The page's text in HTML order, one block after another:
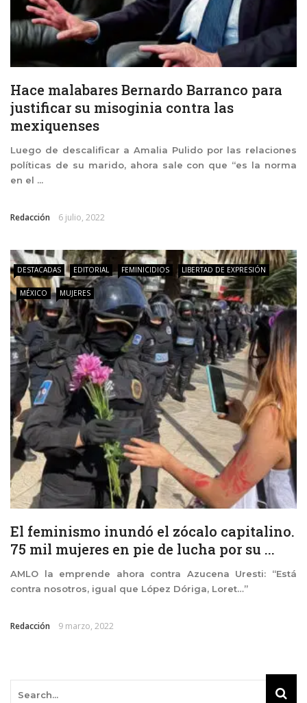
Hace malabares Bernardo Barranco para
justificar su misoginia contra las
mexiquenses
Luego de descalificar a Amalia Pulido por las relaciones
políticas de su marido, ahora sale con que “es la norma
en el ...
Redacción 6 julio, 2022
DESTACADAS EDITORIAL FEMINICIDIOS LIBERTAD DE EXPRESIÓN
MÉXICO MUJERES
El feminismo inundó el zócalo capitalino.
75 mil mujeres en pie de lucha por su ...
AMLO la emprende ahora contra Azucena Uresti: “Está
contra nosotros, igual que López Dóriga, Loret…”
Redacción 9 marzo, 2022